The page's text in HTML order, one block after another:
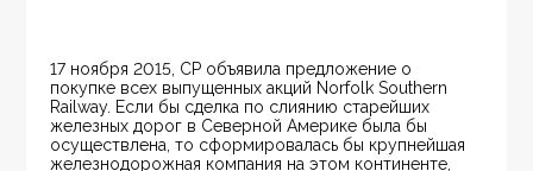
17 ноября 2015, CP объявила предложение о
покупке всех выпущенных акций Norfolk Southern
Railway. Если бы сделка по слиянию старейших
железных дорог в Северной Америке была бы
осуществлена, то сформировалась бы крупнейшая
железнодорожная компания на этом континенте,